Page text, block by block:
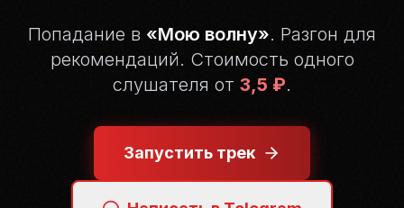
Попадание в «Мою волну». Разгон для
рекомендаций. Стоимость одного
слушателя от 3,5 ₽.
Запустить трек